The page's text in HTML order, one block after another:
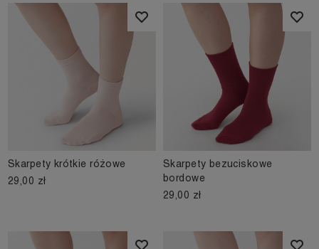
Skarpety krótkie różowe
29,00 zł
Skarpety bezuciskowe
bordowe
29,00 zł